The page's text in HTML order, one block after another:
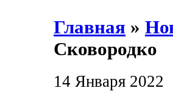
Главная »
Сковородко
14 Января 2022